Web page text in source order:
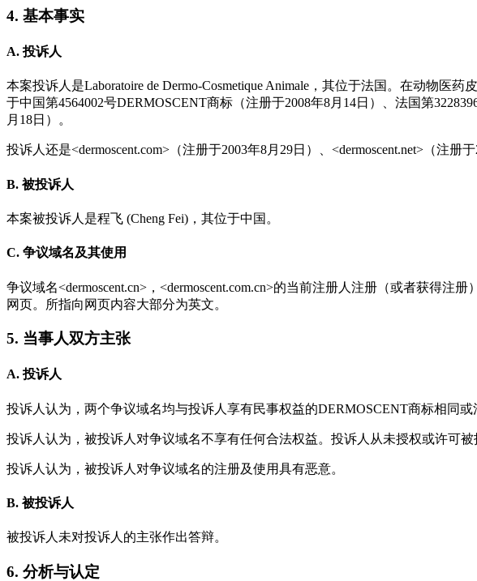
4. 基本事实
A. 投诉人
本案投诉人是Laboratoire de Dermo-Cosmetique Animale，其位于法国。在动物
于中国第4564002号DERMOSCENT商标（注册于2008年8月14日）、法国第
月18日）。
投诉人还是<dermoscent.com>（注册于2003年8月29日）、<dermoscent.net>（注册
B. 被投诉人
本案被投诉人是程飞 (Cheng Fei)，其位于中国。
C. 争议域名及其使用
争议域名<dermoscent.cn>，<dermoscent.com.cn>的当前注册人注册（或者获得
网页。所指向网页内容大部分为英文。
5. 当事人双方主张
A. 投诉人
投诉人认为，两个争议域名均与投诉人享有民事权益的DERMOSCENT商标相同或
投诉人认为，被投诉人对争议域名不享有任何合法权益。投诉人从未授权或许可
投诉人认为，被投诉人对争议域名的注册及使用具有恶意。
B. 被投诉人
被投诉人未对投诉人的主张作出答辩。
6. 分析与认定